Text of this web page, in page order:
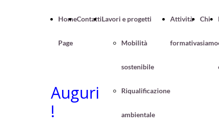
Auguri
!
Home
Page
ContattiLavori e progetti
Mobilità
sostenibile
Riqualificazione
ambientale
Attività
formativa
Chi
siamo